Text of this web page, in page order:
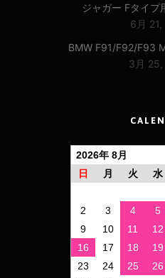
ジャガー Fタイプ
6月
BMW F91/F92/F93
3月
2026年 8月
日
月 火 水
2
3 4 5
9
10 11 12
16
17 18 19
23
24 25 26